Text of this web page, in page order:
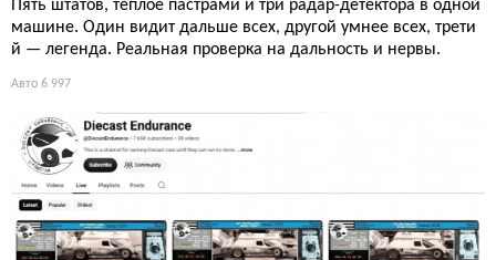
Пять штатов, тёплое пастрами и три радар-детектора в одной
машине. Один видит дальше всех, другой умнее всех, трети
й — легенда. Реальная проверка на дальность и нервы.
Авто 6 997